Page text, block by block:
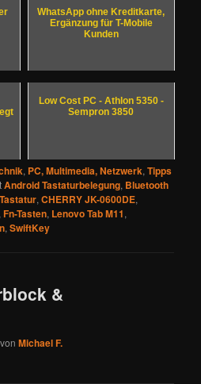
WhatsApp ohne Kreditkarte,
Ergänzung für T-Mobile
Kunden
Low Cost PC - Athlon 5350 -
Sempron 3850
, PC, Multimedia, Netzwerk,Tipps
Android Tastaturbelegung, Bluetooth
,CHERRY JK-0600DE,
,Fn-Tasten, Lenovo Tab M11,
,SwiftKey
&
vonMichael F.